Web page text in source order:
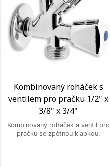
Kombinovaný roháček s
ventilem pro pračku 1/2" x
3/8" x 3/4"
Kombinovaný roháček a ventil pro
pračku se zpětnou klapkou.